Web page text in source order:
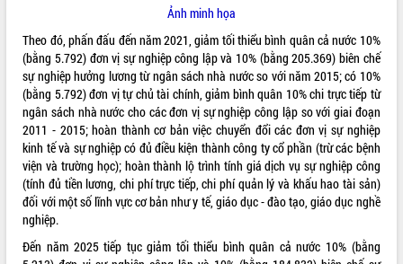
VĂN BẢN HĐND TỈNH
ĐIỂM TIN VĂN BẢN
QUY HOẠCH - KẾ HOẠCH
Ảnh minh họa
Theo đó, phấn đấu đến năm 2021, giảm tối thiểu bình quân cả nước 10%
(bằng 5.792) đơn vị sự nghiệp công lập và 10% (bằng 205.369) biên chế
sự nghiệp hưởng lương từ ngân sách nhà nước so với năm 2015; có 10%
(bằng 5.792) đơn vị tự chủ tài chính, giảm bình quân 10% chi trực tiếp từ
ngân sách nhà nước cho các đơn vị sự nghiệp công lập so với giai đoạn
2011 - 2015; hoàn thành cơ bản việc chuyển đổi các đơn vị sự nghiệp
kinh tế và sự nghiệp có đủ điều kiện thành công ty cổ phần (trừ các bệnh
viện và trường học); hoàn thành lộ trình tính giá dịch vụ sự nghiệp công
(tính đủ tiền lương, chi phí trực tiếp, chi phí quản lý và khấu hao tài sản)
đối với một số lĩnh vực cơ bản như y tế, giáo dục - đào tạo, giáo dục nghề
nghiệp.
Đến năm 2025 tiếp tục giảm tối thiểu bình quân cả nước 10% (bằng